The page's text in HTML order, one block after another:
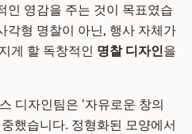
인 영감을 주는 것이 목표였습
각형 명찰이 아닌, 행사 자체가
게 할 독창적인 명찰 디자인을
디자인팀은 '자유로운 창의
했습니다. 정형화된 모양에서